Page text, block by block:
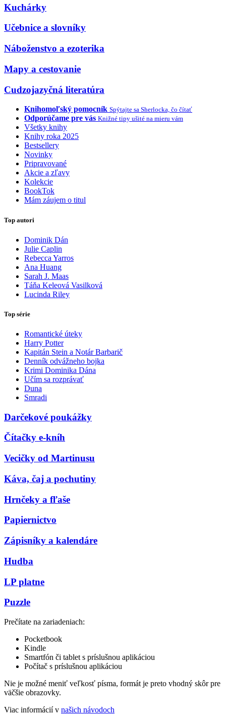
Kuchárky
Učebnice a slovníky
Náboženstvo a ezoterika
Mapy a cestovanie
Cudzojazyčná literatúra
Knihomoľský pomocník Spýtajte sa Sherlocka, čo čítať
Odporúčame pre vás Knižné tipy ušité na mieru vám
Všetky knihy
Knihy roka 2025
Bestsellery
Novinky
Pripravované
Akcie a zľavy
Kolekcie
BookTok
Mám záujem o titul
Top autori
Dominik Dán
Julie Caplin
Rebecca Yarros
Ana Huang
Sarah J. Maas
Táňa Keleová Vasilková
Lucinda Riley
Top série
Romantické úteky
Harry Potter
Kapitán Stein a Notár Barbarič
Denník odvážneho bojka
Krimi Dominika Dána
Učím sa rozprávať
Duna
Smradi
Darčekové poukážky
Čítačky e-kníh
Vecičky od Martinusu
Káva, čaj a pochutiny
Hrnčeky a fľaše
Papiernictvo
Zápisníky a kalendáre
Hudba
LP platne
Puzzle
Prečítate na zariadeniach:
Pocketbook
Kindle
Smartfón či tablet s príslušnou aplikáciou
Počítač s príslušnou aplikáciou
Nie je možné meniť veľkosť písma, formát je preto vhodný skôr pre
väčšie obrazovky.
Viac informácií v našich návodoch